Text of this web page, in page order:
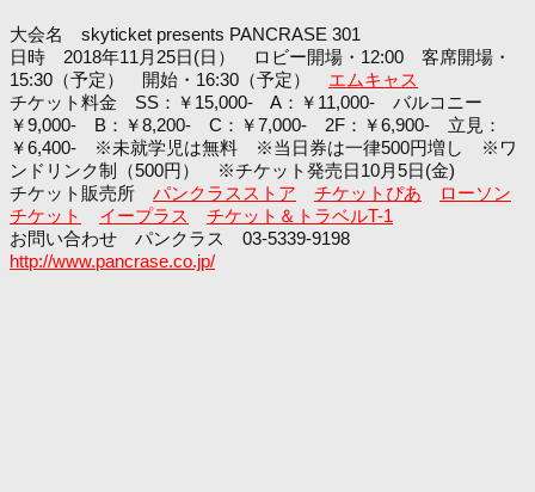
大会名 skyticket presents PANCRASE 301
日時 2018年11月25日(日） ロビー開場・12:00 客席開場・
15:30（予定） 開始・16:30（予定）
エムキャス
チケット料金 SS：￥15,000- A：￥11,000- バルコニー
￥9,000- B：￥8,200- C：￥7,000- 2F：￥6,900- 立見：
￥6,400- ※未就学児は無料 ※当日券は一律500円増し ※ワ
ンドリンク制（500円） ※チケット発売日10月5日(金)
チケット販売所 パンクラスストア チケットぴあ
ローソン
チケット
イープラス
チケット＆トラベルT-1
お問い合わせ パンクラス 03-5339-9198
http://www.pancrase.co.jp/